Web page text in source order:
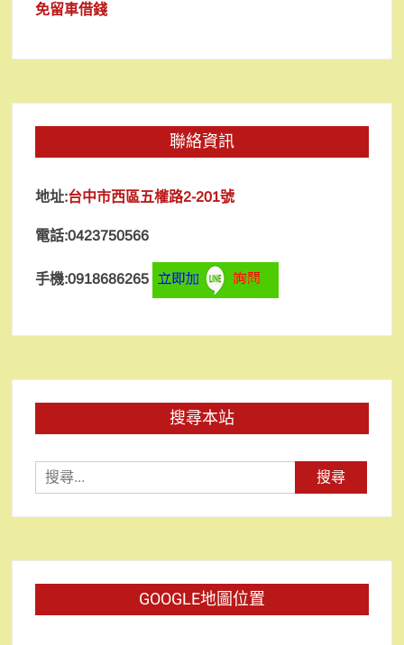
免留車借錢
聯絡資訊
地址:台中市西區五權路2-201號
電話:0423750566
手機:0918686265
搜尋本站
尋
關
GOOGLE地圖位置